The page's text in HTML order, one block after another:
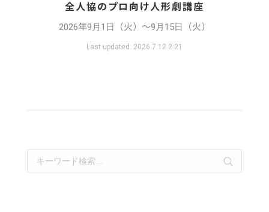
全人協のプロ向け人形劇講座
2026年9月1日（火）〜9月15日（火）
Last updated: 2026.7.12 2:21
Search: